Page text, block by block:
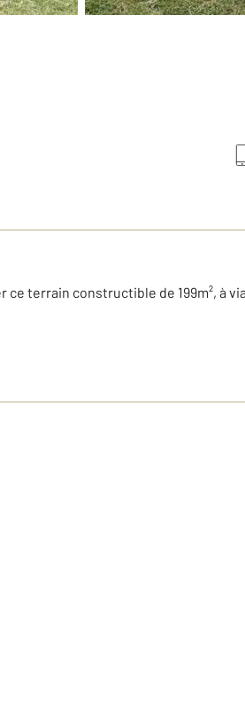
ce terrain constructible de 199m², à